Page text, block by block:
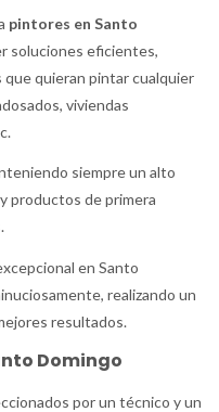
pintores en Santo
soluciones eficientes,
quieran pintar cualquier
viviendas
siempre un alto
productos de primera
en Santo
realizando un
resultados.
Domingo
por un técnico y un